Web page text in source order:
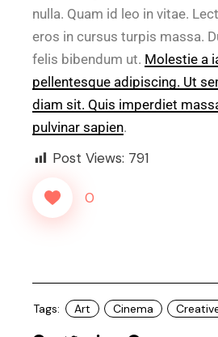
nulla. Quam id leo in vitae.
eros in cursus turpis massa.
felis bibendum ut. Molestie a
pellentesque adipiscing. Ut
diam sit. Quis imperdiet
pulvinar sapien.
Post Views: 791
0
Tags: Art Cinema